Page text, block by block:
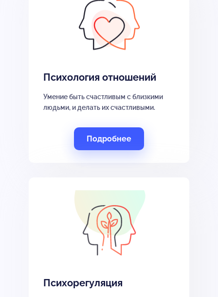
Психология отношений
Умение быть счастливым с близкими
людьми, и делать их счастливыми.
Подробнее
Психорегуляция